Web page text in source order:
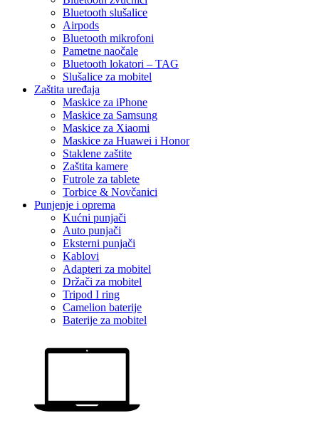
Bluetooth slušalice
Airpods
Bluetooth mikrofoni
Pametne naočale
Bluetooth lokatori – TAG
Slušalice za mobitel
Zaštita uređaja
Maskice za iPhone
Maskice za Samsung
Maskice za Xiaomi
Maskice za Huawei i Honor
Staklene zaštite
Zaštita kamere
Futrole za tablete
Torbice & Novčanici
Punjenje i oprema
Kućni punjači
Auto punjači
Eksterni punjači
Kablovi
Adapteri za mobitel
Držači za mobitel
Tripod I ring
Camelion baterije
Baterije za mobitel